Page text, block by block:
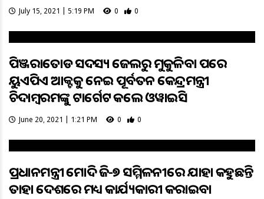
July 15, 2021 | 5:19 PM 0 0
ପିଞ୍ଜରାତୋଡ ସଦସ୍ୟ ଜେଲରୁ ମୁକୁଳିବା ପରେ
ୟୁଏପିଏ ଆକ୍ଟକୁ ନେଇ ପୂର୍ବତନ କେନ୍ଦ୍ରମନ୍ତ୍ରୀ
ଚିଦାମ୍ବରମଙ୍କୁ ଟାର୍ଗେଟ କଲେ ଓୱାଇସି
June 20, 2021 | 1:21 PM 0 0
ପ୍ରଧାନମନ୍ତ୍ରୀ ମୋଦି ଜି-୭ ସମ୍ମିଳନୀରେ ଯାହା କହୁଛନ୍ତି
ତାହା ଦେଶରେ ମଧ୍ୟ କାର୍ଯ୍ୟକାରୀ କରାଇବା